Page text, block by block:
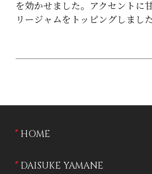
を効かせました。アクセントに
リージャムをトッピングしました
HOME
DAISUKE YAMANE